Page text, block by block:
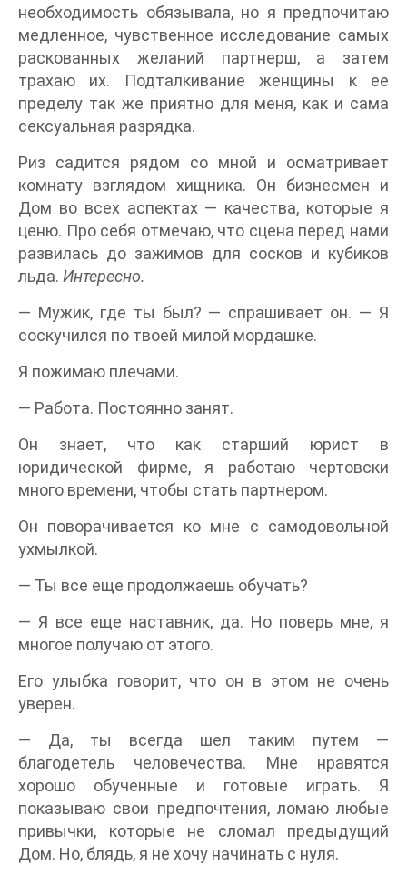
необходимость обязывала, но я предпочитаю
медленное, чувственное исследование самых
раскованных желаний партнерш, а затем
трахаю их. Подталкивание женщины к ее
пределу так же приятно для меня, как и сама
сексуальная разрядка.
Риз садится рядом со мной и осматривает
комнату взглядом хищника. Он бизнесмен и
Дом во всех аспектах — качества, которые я
ценю. Про себя отмечаю, что сцена перед нами
развилась до зажимов для сосков и кубиков
льда. Интересно.
— Мужик, где ты был? — спрашивает он. — Я
соскучился по твоей милой мордашке.
Я пожимаю плечами.
— Работа. Постоянно занят.
Он знает, что как старший юрист в
юридической фирме, я работаю чертовски
много времени, чтобы стать партнером.
Он поворачивается ко мне с самодовольной
ухмылкой.
— Ты все еще продолжаешь обучать?
— Я все еще наставник, да. Но поверь мне, я
многое получаю от этого.
Его улыбка говорит, что он в этом не очень
уверен.
— Да, ты всегда шел таким путем —
благодетель человечества. Мне нравятся
хорошо обученные и готовые играть. Я
показываю свои предпочтения, ломаю любые
привычки, которые не сломал предыдущий
Дом. Но, блядь, я не хочу начинать с нуля.